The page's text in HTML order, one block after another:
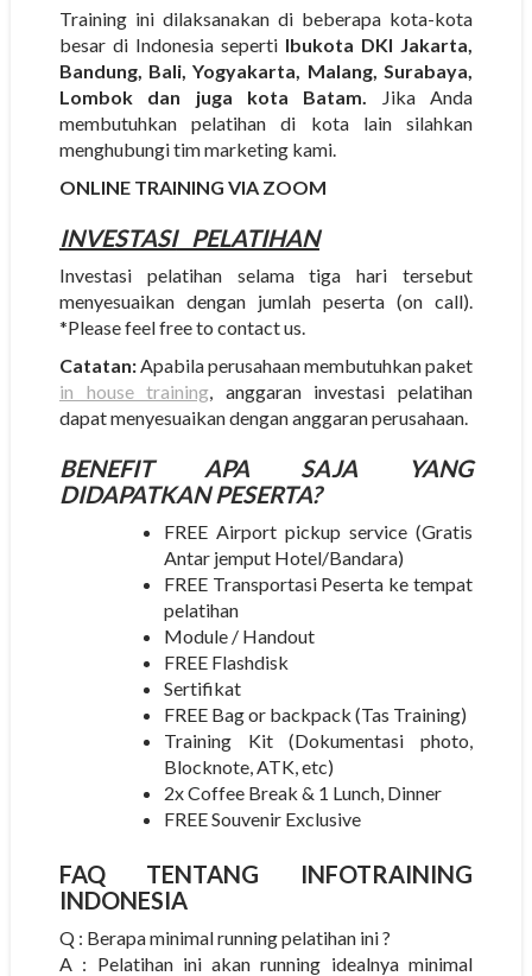
Training ini dilaksanakan di beberapa kota-kota
besar di Indonesia seperti Ibukota DKI Jakarta,
Bandung, Bali, Yogyakarta, Malang, Surabaya,
Lombok dan juga kota Batam. Jika Anda
membutuhkan pelatihan di kota lain silahkan
menghubungi tim marketing kami.
ONLINE TRAINING VIA ZOOM
INVESTASIPELATIHAN
Investasi pelatihan selama tiga hari tersebut
menyesuaikan dengan jumlah peserta (on call).
*Please feel free to contact us.
Catatan:Apabila perusahaan membutuhkan paket
in house training, anggaran investasi pelatihan
dapat menyesuaikan dengan anggaran perusahaan.
BENEFIT APA SAJA YANG
DIDAPATKAN PESERTA?
FREE Airport pickup service (Gratis
Antar jemput Hotel/Bandara)
FREE Transportasi Peserta ke tempat
pelatihan
Module / Handout
FREE Flashdisk
Sertifikat
FREE Bag or backpack (Tas Training)
Training Kit (Dokumentasi photo,
Blocknote, ATK, etc)
2x Coffee Break & 1 Lunch, Dinner
FREE Souvenir Exclusive
FAQ TENTANG INFOTRAINING
INDONESIA
Q : Berapa minimal running pelatihan ini ?
A : Pelatihan ini akan running idealnya minimal